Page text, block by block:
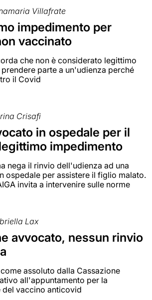
Villafrate
impedimento per
vaccinato
che non è considerato legittimo
parte a un'udienza perché
il Covid
Crisafi
in ospedale per il
impedimento
nega il rinvio dell'udienza ad una
ospedale per assistere il figlio malato.
invita a intervenire sulle norme
Lax
avvocato, nessun rinvio
assoluto dalla Cassazione
all'appuntamento per la
del vaccino anticovid